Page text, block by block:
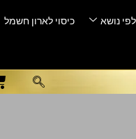
נושא כיסוי לארון חשמל